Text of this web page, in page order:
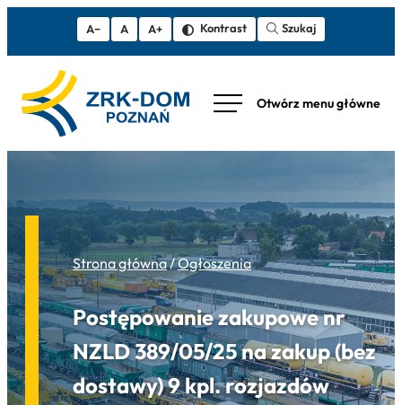
A− A A+ Kontrast Szukaj
Strona główna/Ogłoszenia
Postępowanie zakupowe nr
NZLD 389/05/25 na zakup (bez
dostawy) 9 kpl. rozjazdów